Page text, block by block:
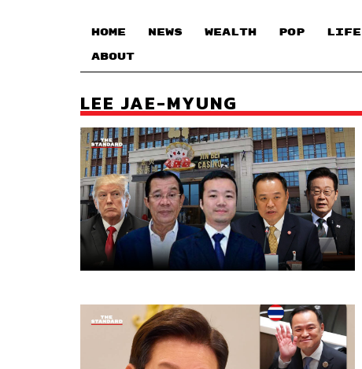
HOME NEWS WEALTH POP LIFE
ABOUT
LEE JAE-MYUNG